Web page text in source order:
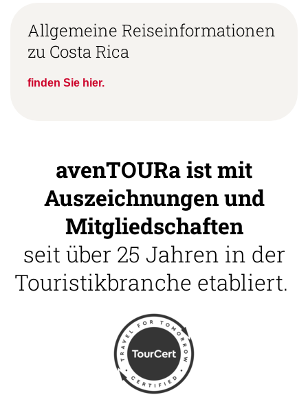
Allgemeine Reiseinformationen
zu Costa Rica
finden Sie hier.
avenTOURa ist mit
Auszeichnungen und
Mitgliedschaften
seit über 25 Jahren in der
Touristikbranche etabliert.